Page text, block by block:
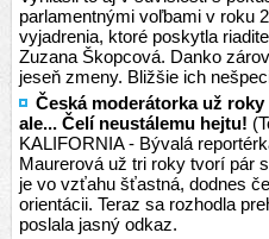
parlamentnými voľbami v roku
vyjadrenia, ktoré poskytla
Zuzana Škopcová. Danko
jeseň zmeny. Bližšie ich
Česká moderátorka už
ale... Čelí neustálemu hejtu!
KALIFORNIA - Bývalá
Maurerová už tri roky tvorí pár
je vo vzťahu šťastná, dodnes
orientácii. Teraz sa rozhodla
poslala jasný odkaz.